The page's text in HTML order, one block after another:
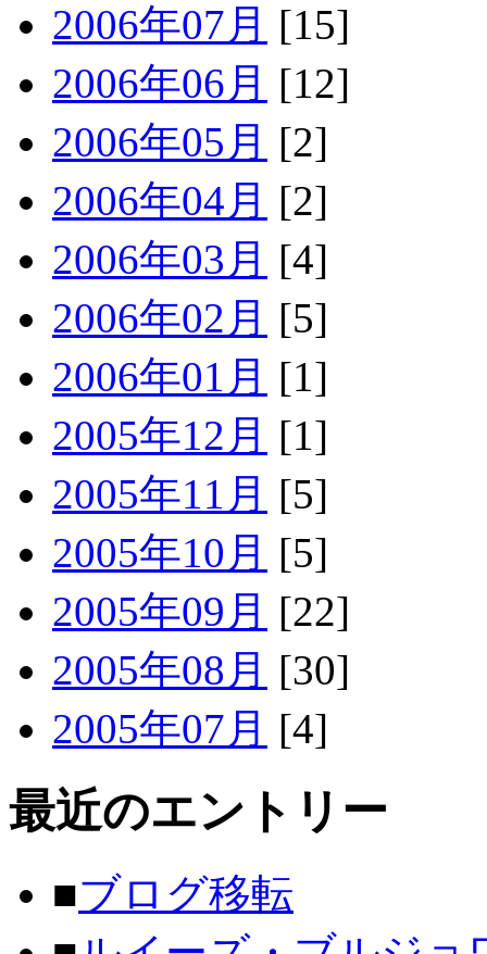
2006年07月 [15]
2006年06月 [12]
2006年05月 [2]
2006年04月 [2]
2006年03月 [4]
2006年02月 [5]
2006年01月 [1]
2005年12月 [1]
2005年11月 [5]
2005年10月 [5]
2005年09月 [22]
2005年08月 [30]
2005年07月 [4]
最近のエントリー
■ブログ移転